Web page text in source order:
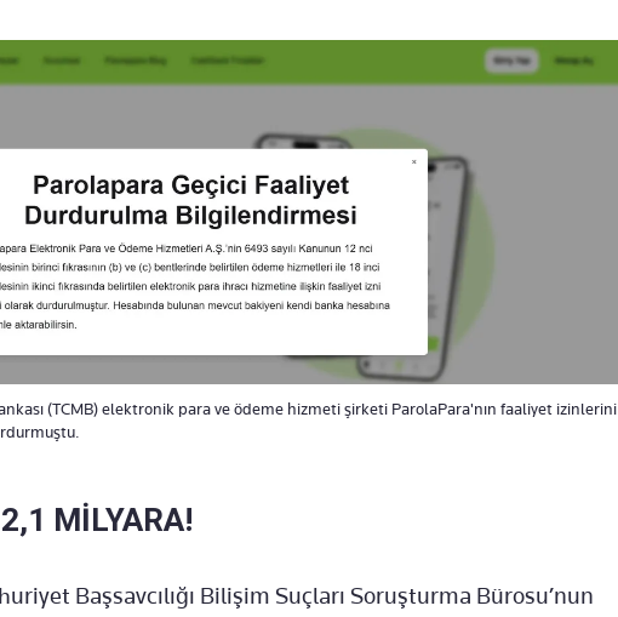
(TCMB) elektronik para ve ödeme hizmeti şirketi ParolaPara'nın faaliyet izinlerini
MİLYARA!
Başsavcılığı Bilişim Suçları Soruşturma Bürosu’nun